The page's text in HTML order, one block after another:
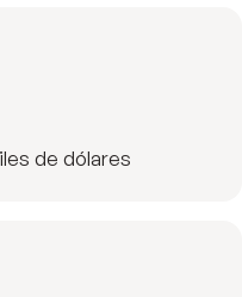
de dólares